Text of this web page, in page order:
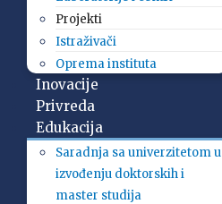
Projekti
Istraživači
Oprema instituta
Inovacije
Privreda
Edukacija
Saradnja sa univerzitetom u
izvođenju doktorskih i
master studija